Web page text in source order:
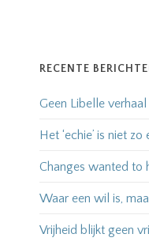
RECENTE
Geen Libelle verhaal
Het ‘echie’ is niet zo
Changes wanted to
Waar een wil is,
Vrijheid blijkt geen